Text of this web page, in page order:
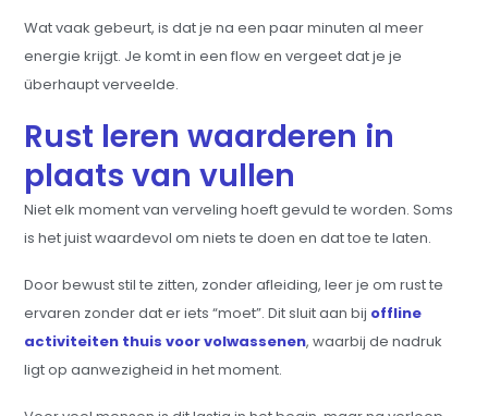
Wat vaak gebeurt, is dat je na een paar minuten al meer
energie krijgt. Je komt in een flow en vergeet dat je je
überhaupt verveelde.
Rust leren waarderen in
plaats van vullen
Niet elk moment van verveling hoeft gevuld te worden. Soms
is het juist waardevol om niets te doen en dat toe te laten.
Door bewust stil te zitten, zonder afleiding, leer je om rust te
ervaren zonder dat er iets “moet”. Dit sluit aan bij offline
activiteiten thuis voor volwassenen, waarbij de nadruk
ligt op aanwezigheid in het moment.